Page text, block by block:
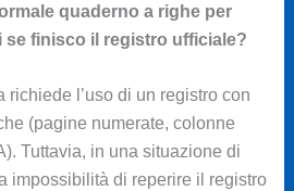
quaderno a righe per
finisco il registro ufficiale?
richiede l’uso di un registro con
(pagine numerate, colonne
Tuttavia, in una situazione di
impossibilità di reperire il registro